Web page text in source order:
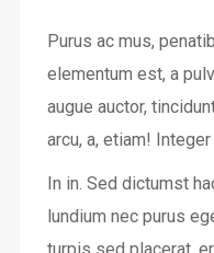
Purus ac mus,
elementum est, a
augue auctor,
arcu, a, etiam!
In in. Sed dictumst
lundium nec purus